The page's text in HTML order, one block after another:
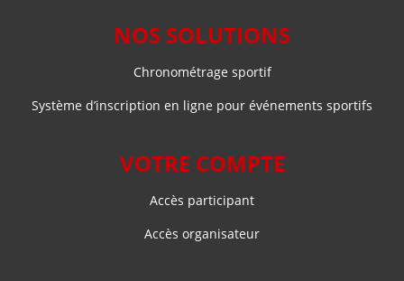
NOS SOLUTIONS
Chronométrage sportif
Système d’inscription en ligne pour événements sportifs
VOTRE COMPTE
Accès participant
Accès organisateur